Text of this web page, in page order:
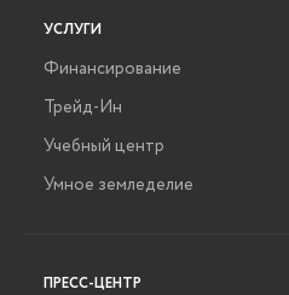
УСЛУГИ
Финансирование
Трейд-Ин
Учебный центр
Умное земледелие
ПРЕСС-ЦЕНТР